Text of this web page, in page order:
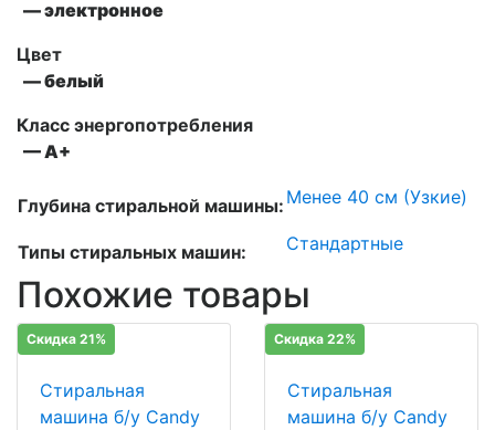
— электронное
Цвет
— белый
Класс энергопотребления
— А+
Глубина стиральной машины: Менее 40 см (Узкие)
Типы стиральных машин: Стандартные
Похожие товары
Скидка 21%
Стиральная
машина б/у Candy
Скидка 22%
Стиральная
машина б/у Candy